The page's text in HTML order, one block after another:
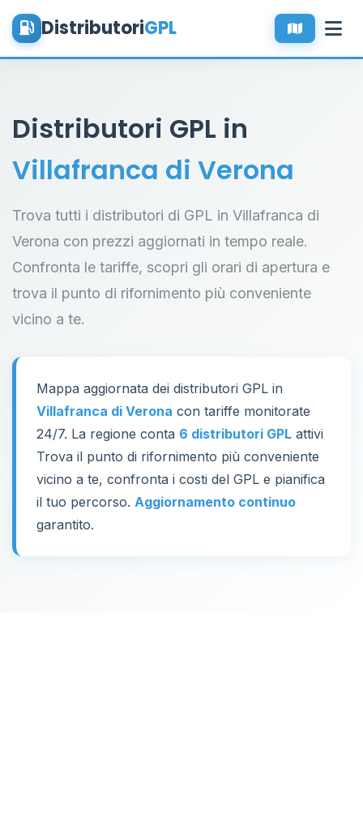
DistributoriGPL
Distributori GPL in
Villafranca di Verona
Trova tutti i distributori di GPL in Villafranca di
Verona con prezzi aggiornati in tempo reale.
Confronta le tariffe, scopri gli orari di apertura e
trova il punto di rifornimento più conveniente
vicino a te.
Mappa aggiornata dei distributori GPL in
Villafranca di Verona con tariffe monitorate
24/7. La regione conta 6 distributori GPL attivi
Trova il punto di rifornimento più conveniente
vicino a te, confronta i costi del GPL e pianifica
il tuo percorso. Aggiornamento continuo
garantito.